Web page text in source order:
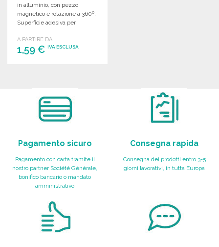
in alluminio, con pezzo
magnetico e rotazione a 360º.
Superficie adesiva per
A PARTIRE DA
1,59 € IVA ESCLUSA
Pagamento sicuro
Pagamento con carta tramite il
nostro partner Société Générale,
bonifico bancario o mandato
amministrativo
Consegna rapida
Consegna dei prodotti entro 3-5
giorni lavorativi, in tutta Europa